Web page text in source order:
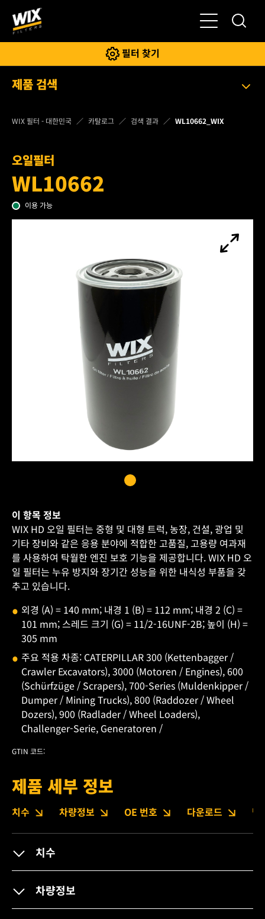
전환
필터 찾기
제품 검색
WIX 필터 - 대한민국 카탈로그 검색 결과 WL10662_WIX
오일필터
WL10662
이용 가능
이 항목 정보
WIX HD 오일 필터는 중형 및 대형 트럭, 농장, 건설, 광업 및
기타 장비와 같은 응용 분야에 적합한 고품질, 고용량 여과재
를 사용하여 탁월한 엔진 보호 기능을 제공합니다. WIX HD 오
일 필터는 누유 방지와 장기간 성능을 위한 내식성 부품을 갖
추고 있습니다.
외경 (A) = 140 mm; 내경 1 (B) = 112 mm; 내경 2 (C) =
101 mm; 스레드 크기 (G) = 11/2-16UNF-2B; 높이 (H) =
305 mm
주요 적용 차종: CATERPILLAR 300 (Kettenbagger /
Crawler Excavators), 3000 (Motoren / Engines), 600
(Schürfzüge / Scrapers), 700-Series (Muldenkipper /
Dumper / Mining Trucks), 800 (Raddozer / Wheel
Dozers), 900 (Radlader / Wheel Loaders),
Challenger-Serie, Generatoren /
GTIN 코드:
제품 세부 정보
치수 차량정보 OE 번호 다운로드 법
치수
차량정보